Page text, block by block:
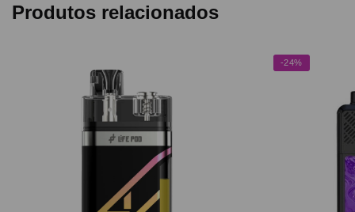
Produtos relacionados
-24%